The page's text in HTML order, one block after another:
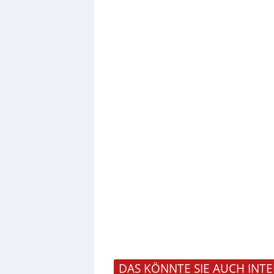
DAS KÖNNTE SIE AUCH